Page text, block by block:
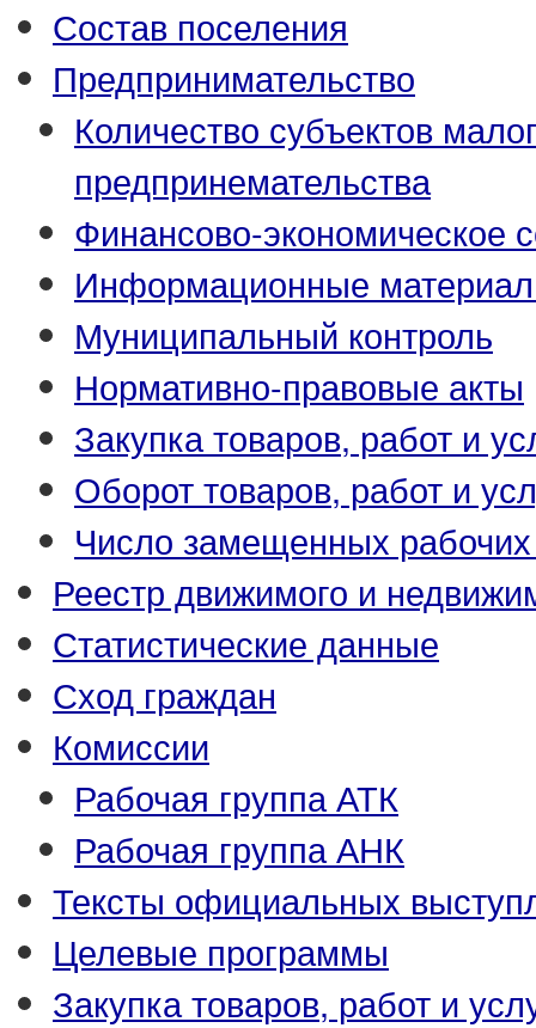
Состав поселения
Предпринимательство
Количество субъектов
предпринемательства
Финансово-экономическое
Информационные
Муниципальный контроль
Нормативно-правовые акты
Закупка товаров, работ и
Оборот товаров, работ и
Число замещенных
Реестр движимого и
Статистические данные
Сход граждан
Комиссии
Рабочая группа АТК
Рабочая группа АНК
Тексты официальных
Целевые программы
Закупка товаров, работ и